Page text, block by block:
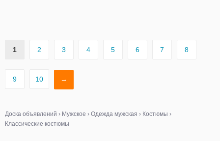
1 2 3 4 5 6 7 8
9 10 →
Доска объявлений › Мужское › Одежда мужская › Костюмы ›
Классические костюмы